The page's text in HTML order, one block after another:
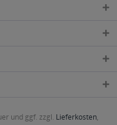
Wülfershausen,
Kiliansroda,
Goldbach, Grabsleben,
und ggf. zzgl. Lieferkosten,